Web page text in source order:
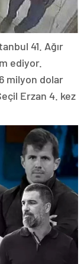
41. Ağır
ediyor.
milyon dolar
Erzan 4. kez